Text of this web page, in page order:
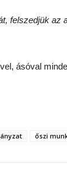
felszedjük az
ásóval
őszi